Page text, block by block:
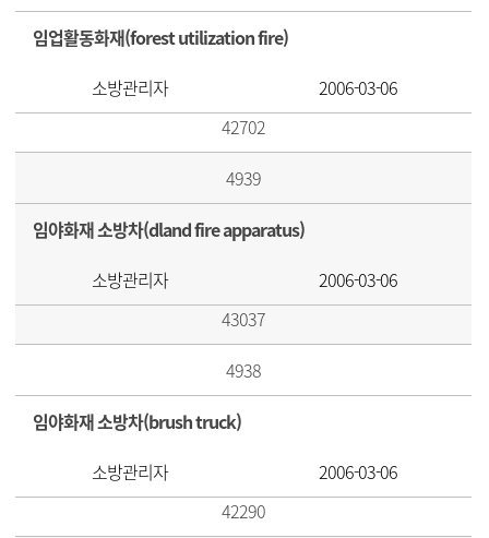
임업활동화재(forest utilization fire)
소방관리자
2006-03-06
42702
4939
임야화재 소방차(dland fire apparatus)
소방관리자
2006-03-06
43037
4938
임야화재 소방차(brush truck)
소방관리자
2006-03-06
42290